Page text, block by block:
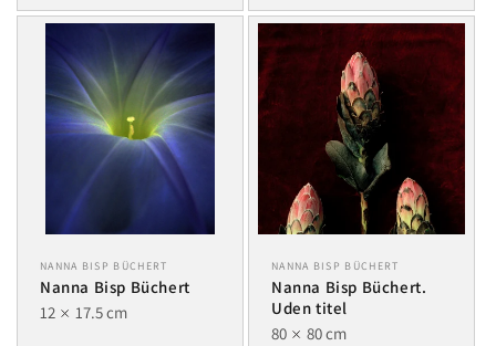
NANNA BISP BÜCHERT
Nanna Bisp Büchert
12
17.5 cm
NANNA BISP BÜCHERT
Nanna Bisp Büchert.
Uden titel
80
80 cm